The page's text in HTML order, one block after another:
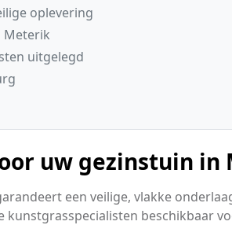
oplevering
Meterik
uitgelegd
uw gezinstuin in
een veilige, vlakke
beschikbaar